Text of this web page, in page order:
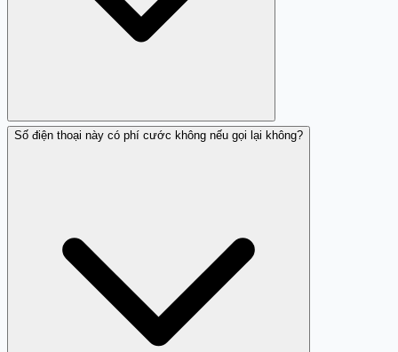
Bạn có thể báo cáo số này trên trang web như Trang
Số điện thoại này có phí cước không nếu gọi lại không?